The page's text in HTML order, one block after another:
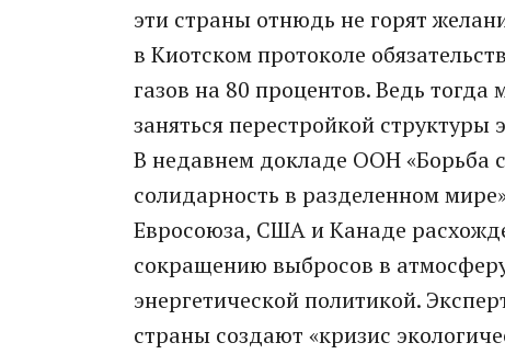
эти страны отнюдь не горят
в Киотском протоколе
газов на 80 процентов. Ведь
заняться перестройкой
В недавнем докладе ООН «Борьба
солидарность в разделенном
Евросоюза, США и Канаде
сокращению выбросов в
энергетической политикой.
страны создают «кризис